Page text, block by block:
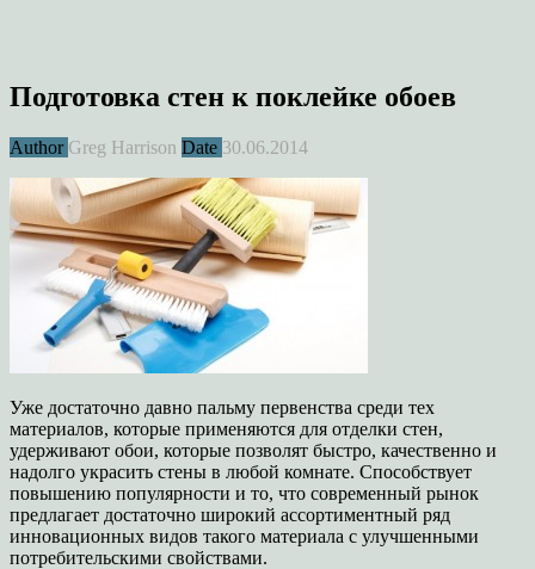
Подготовка стен к поклейке обоев
Author Greg Harrison Date 30.06.2014
Уже достаточно давно пальму первенства среди тех
материалов, которые применяются для отделки стен,
удерживают обои, которые позволят быстро, качественно и
надолго украсить стены в любой комнате. Способствует
повышению популярности и то, что современный рынок
предлагает достаточно широкий ассортиментный ряд
инновационных видов такого материала с улучшенными
потребительскими свойствами.